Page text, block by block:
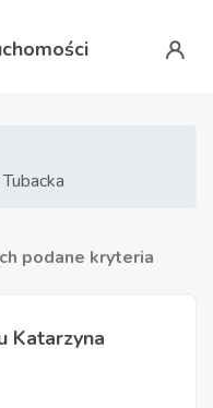
podane kryteria
Katarzyna